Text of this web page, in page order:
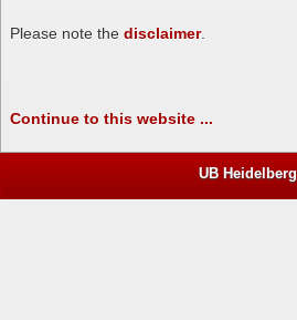
Please note the disclaimer.
Continue to this website ...
UB Heidelberg